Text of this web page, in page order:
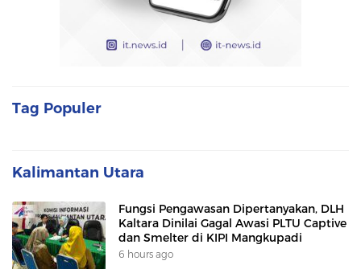
Tag Populer
Kalimantan Utara
Fungsi Pengawasan Dipertanyakan, DLH
Kaltara Dinilai Gagal Awasi PLTU Captive
dan Smelter di KIPI Mangkupadi
6 hours ago